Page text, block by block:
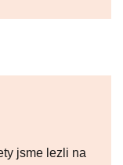
jsme lezli na